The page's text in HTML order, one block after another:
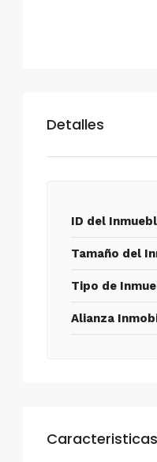
Detalles
ID del
Tamaño del
Tipo de
Alianza